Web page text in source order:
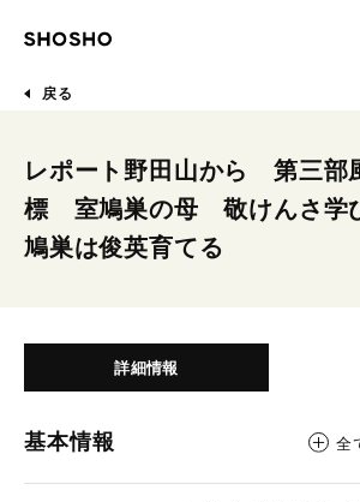
戻る
レポート野田山から 第三部
標 室鳩巣の母 敬けんさ学
鳩巣は俊英育てる
詳細情報
基本情報 全